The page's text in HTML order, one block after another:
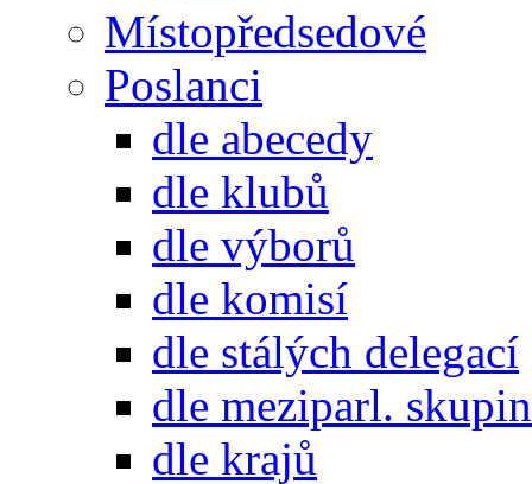
Místopředsedové
Poslanci
dle abecedy
dle klubů
dle výborů
dle komisí
dle stálých delegací
dle meziparl. skupin
dle krajů